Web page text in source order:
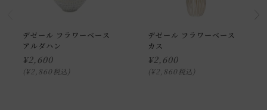
際の商品とで色の見え方が異なることもございます。ご了承
ください。
デゼール フラワーベース
アルダハン
¥2,600
¥2,860 税込
デゼール フラワーベース
カス
¥2,600
¥2,860 税込